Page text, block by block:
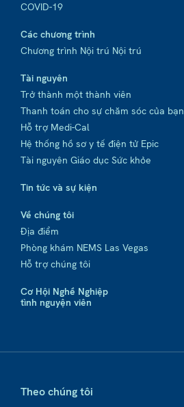
COVID-19
Các chương trình
Chương trình Nội trú Nội trú
Tài nguyên
Trở thành một thành viên
Thanh toán cho sự chăm sóc của bạn
Hỗ trợ Medi-Cal
Hệ thống hồ sơ y tế điện tử Epic
Tài nguyên Giáo dục Sức khỏe
Tin tức và sự kiện
Về chúng tôi
Địa điểm
Phòng khám NEMS Las Vegas
Hỗ trợ chúng tôi
Cơ Hội Nghề Nghiệp
tình nguyện viên
Theo chúng tôi